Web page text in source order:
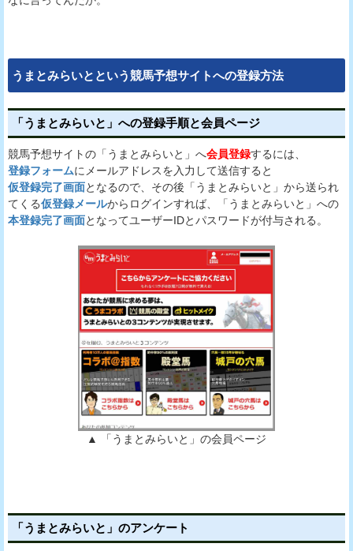
うまとみらいとという競馬予想サイトへの登録方法
「うまとみらいと」への登録手順と会員ページ
競馬予想サイトの「うまとみらいと」へ会員登録するには、
登録フォームにメールアドレスを入力して送信すると
仮登録完了画面となるので、その後「うまとみらいと」から送られ
てくる仮登録メールからログインすれば、「うまとみらいと」への
本登録完了画面となってユーザーIDとパスワードが付与される。
▲ 「うまとみらいと」の会員ページ
「うまとみらいと」のアンケート